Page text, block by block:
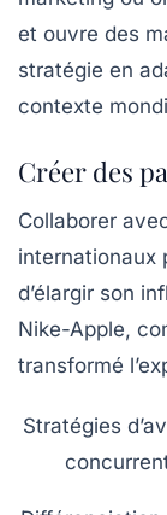
et ouvre des
stratégie en
contexte
Créer des
Collaborer
internationaux
d’élargir son
Nike-Apple,
transformé
Stratégies